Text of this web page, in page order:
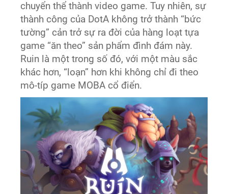
chuyển thể thành video game. Tuy nhiên, sự
thành công của DotA không trở thành “bức
tường” cản trở sự ra đời của hàng loạt tựa
game “ăn theo” sản phẩm đình đám này.
Ruin là một trong số đó, với một màu sắc
khác hơn, “loạn” hơn khi không chỉ đi theo
mô-típ game MOBA cổ điển.